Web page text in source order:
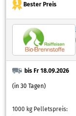
Bester Preis
bis Fr 18.09.2026
(in 30 Tagen)
1000 kg Pelletspreis: